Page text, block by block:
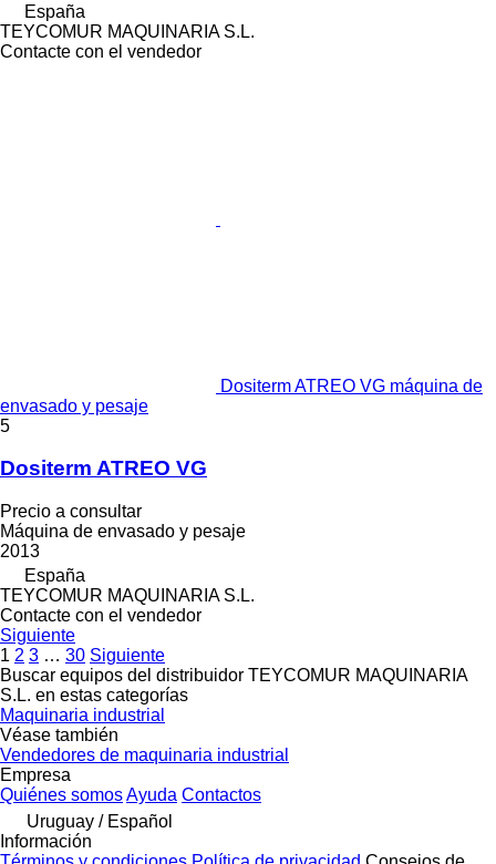
España
TEYCOMUR MAQUINARIA S.L.
Contacte con el vendedor
Dositerm ATREO VG máquina de
envasado y pesaje
5
Dositerm ATREO VG
Precio a consultar
Máquina de envasado y pesaje
2013
España
TEYCOMUR MAQUINARIA S.L.
Contacte con el vendedor
Siguiente
1 2 3 … 30 Siguiente
Buscar equipos del distribuidor TEYCOMUR MAQUINARIA
S.L. en estas categorías
Maquinaria industrial
Véase también
Vendedores de maquinaria industrial
Empresa
Quiénes somosAyuda Contactos
Uruguay / Español
Información